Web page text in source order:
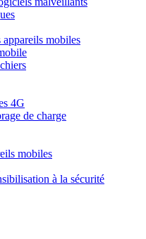
appareils mobiles
4G
de charge
mobiles
à la sécurité